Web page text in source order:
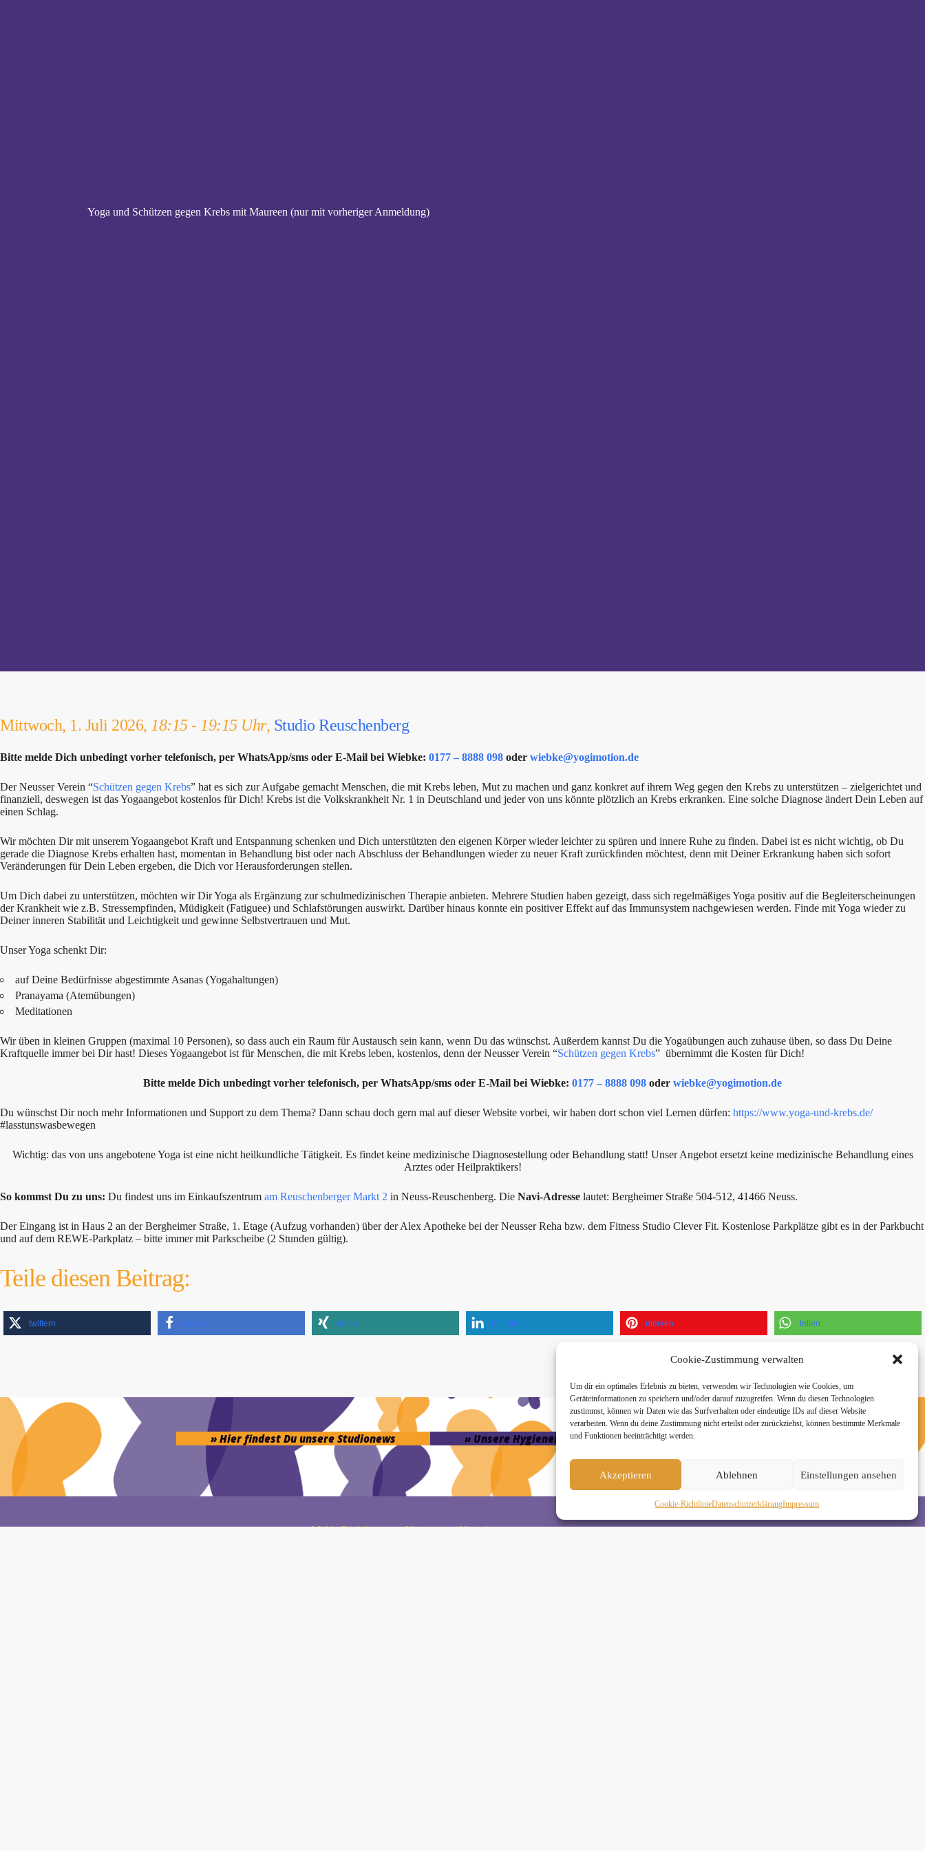
Cookie-Zustimmung verwalten
Um dir ein optimales Erlebnis zu bieten, verwenden wir Technologien wie Cookies, um
Geräteinformationen zu speichern und/oder darauf zuzugreifen. Wenn du diesen Technologien
zustimmst, können wir Daten wie das Surfverhalten oder eindeutige IDs auf dieser Website
verarbeiten. Wenn du deine Zustimmung nicht erteilst oder zurückziehst, können bestimmte Merkmale
und Funktionen beeinträchtigt werden.
Akzeptieren Ablehnen Einstellungen ansehen
Cookie-RichtlinieDaten­schutz­erklä­rungImpressum
Yoga und Schützen gegen Krebs mit Maureen (nur mit vorheriger Anmeldung)
Mittwoch, 1. Juli 2026, 18:15 - 19:15 Uhr, Studio Reuschenberg
Bitte melde Dich unbedingt vorher telefonisch, per WhatsApp/sms oder E-Mail bei Wiebke: 0177 – 8888 098 oder wiebke@yogimotion.de
Der Neusser Verein “Schützen gegen Krebs” hat es sich zur Aufgabe gemacht Menschen, die mit Krebs leben, Mut zu machen und ganz konkret auf ihrem Weg gegen den Krebs zu unterstützen – zielgerichtet und
finanziell, deswegen ist das Yogaangebot kostenlos für Dich! Krebs ist die Volkskrankheit Nr. 1 in Deutschland und jeder von uns könnte plötzlich an Krebs erkranken. Eine solche Diagnose ändert Dein Leben auf
einen Schlag.
Wir möchten Dir mit unserem Yogaangebot Kraft und Entspannung schenken und Dich unterstützten den eigenen Körper wieder leichter zu spüren und innere Ruhe zu finden. Dabei ist es nicht wichtig, ob Du
gerade die Diagnose Krebs erhalten hast, momentan in Behandlung bist oder nach Abschluss der Behandlungen wieder zu neuer Kraft zurückﬁnden möchtest, denn mit Deiner Erkrankung haben sich sofort
Veränderungen für Dein Leben ergeben, die Dich vor Herausforderungen stellen.
Um Dich dabei zu unterstützen, möchten wir Dir Yoga als Ergänzung zur schulmedizinischen Therapie anbieten. Mehrere Studien haben gezeigt, dass sich regelmäßiges Yoga positiv auf die Begleiterscheinungen
der Krankheit wie z.B. Stressempfinden, Müdigkeit (Fatiguee) und Schlafstörungen auswirkt. Darüber hinaus konnte ein positiver Effekt auf das Immunsystem nachgewiesen werden. Finde mit Yoga wieder zu
Deiner inneren Stabilität und Leichtigkeit und gewinne Selbstvertrauen und Mut.
Unser Yoga schenkt Dir:
auf Deine Bedürfnisse abgestimmte Asanas (Yogahaltungen)
Pranayama (Atemübungen)
Meditationen
Wir üben in kleinen Gruppen (maximal 10 Personen), so dass auch ein Raum für Austausch sein kann, wenn Du das wünschst. Außerdem kannst Du die Yogaübungen auch zuhause üben, so dass Du Deine
Kraftquelle immer bei Dir hast! Dieses Yogaangebot ist für Menschen, die mit Krebs leben, kostenlos, denn der Neusser Verein “Schützen gegen Krebs” übernimmt die Kosten für Dich!
Bitte melde Dich unbedingt vorher telefonisch, per WhatsApp/sms oder E-Mail bei Wiebke: 0177 – 8888 098 oder wiebke@yogimotion.de
Du wünschst Dir noch mehr Informationen und Support zu dem Thema? Dann schau doch gern mal auf dieser Website vorbei, wir haben dort schon viel Lernen dürfen: https://www.yoga-und-krebs.de/
#lasstunswasbewegen
Wichtig: das von uns angebotene Yoga ist eine nicht heilkundliche Tätigkeit. Es findet keine medizinische Diagnosestellung oder Behandlung statt! Unser Angebot ersetzt keine medizinische Behandlung eines
Arztes oder Heilpraktikers!
So kommst Du zu uns: Du findest uns im Einkaufszentrum am Reuschenberger Markt 2 in Neuss-Reuschenberg. Die Navi-Adresse lautet: Bergheimer Straße 504-512, 41466 Neuss.
Der Eingang ist in Haus 2 an der Bergheimer Straße, 1. Etage (Aufzug vorhanden) über der Alex Apotheke bei der Neusser Reha bzw. dem Fitness Studio Clever Fit. Kostenlose Parkplätze gibt es in der Parkbucht
und auf dem REWE-Parkplatz – bitte immer mit Parkscheibe (2 Stunden gültig).
Teile diesen Beitrag:
twittern teilen teilen mitteilen merken teilen
» Hier findest Du unsere Studionews » Unsere Hygienemassnahmen
Melde Dich hier zum Yogimotion Newsletter an: